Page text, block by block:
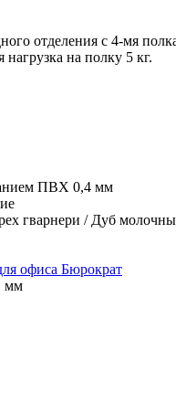
отделения с 4-мя
на полку 5 кг.
ПВХ 0,4 мм
гварнери / Дуб
офиса Бюрократ
мм